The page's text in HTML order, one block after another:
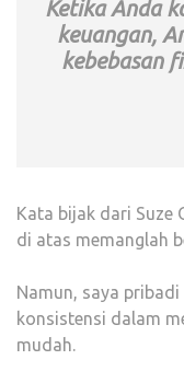
Ketika Anda
keuangan,
kebebasan
Kata bijak dari Suze
di atas memanglah
Namun, saya
konsistensi dalam
mudah.